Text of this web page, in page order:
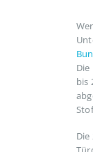
bis
Die